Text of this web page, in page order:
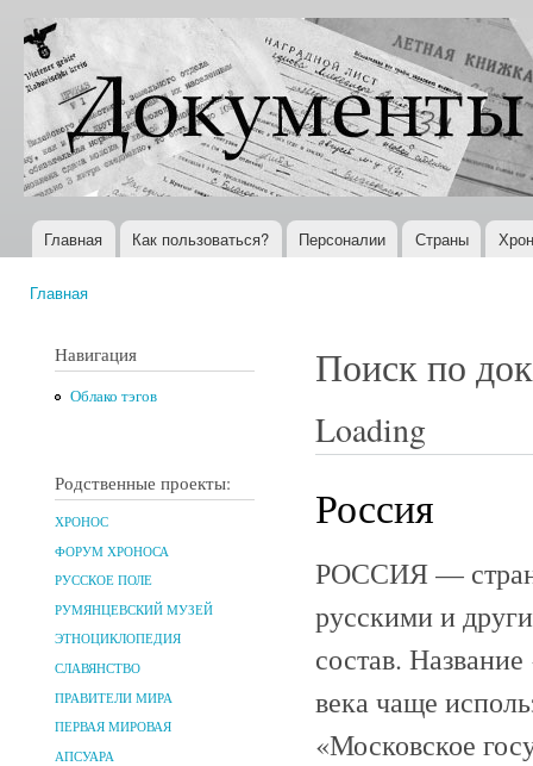
Документы
XX века
Всемирная
история в
Интернете
Главное меню
Главная Как пользоваться? Персоналии Страны
Главная
Навигация
Облако тэгов
Родственные проекты:
ХРОНОС
ФОРУМ ХРОНОСА
РУССКОЕ ПОЛЕ
РУМЯНЦЕВСКИЙ МУЗЕЙ
ЭТНОЦИКЛОПЕДИЯ
СЛАВЯНСТВО
ПРАВИТЕЛИ МИРА
ПЕРВАЯ МИРОВАЯ
АПСУАРА
Поиск по
Loading
Россия
РОССИЯ — страна
русскими и
состав.
века чаще
«Московское